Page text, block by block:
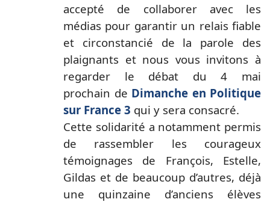
accepté de collaborer avec les
médias pour garantir un relais fiable
et circonstancié de la parole des
plaignants et nous vous invitons à
regarder le débat du 4 mai
prochain de Dimanche en Politique
sur France 3 qui y sera consacré.
Cette solidarité a notamment permis
de rassembler les courageux
témoignages de François, Estelle,
Gildas et de beaucoup d’autres, déjà
une quinzaine d’anciens élèves